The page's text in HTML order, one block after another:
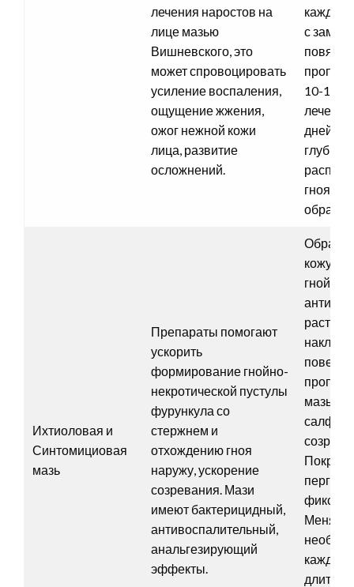
лечения наростов на
лице мазью
Вишневского, это
может спровоцировать
усиление воспаления,
ощущение жжения,
ожог нежной кожи
лица, развитие
осложнений.
каждые
с
10-12
дней,
глубины
гноя и
Ихтиоловая и
Синтомициовая
мазь
Препараты помогают
ускорить
формирование гнойно-
некротической пустулы
фурункула со
стержнем и
отхождению гноя
наружу, ускорение
созревания. Мази
имеют бактерицидный,
антивоспалительный,
анальгезирующий
эффекты.
кожу
поверх
мазью
Менять
каждые